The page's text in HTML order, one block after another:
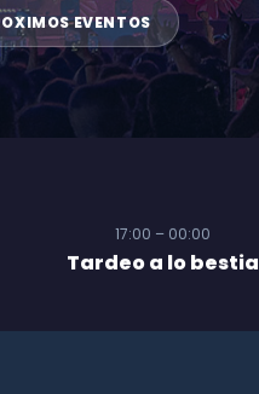
EVENTOS
17:00 – 00:00
Tardeo a lo bestia